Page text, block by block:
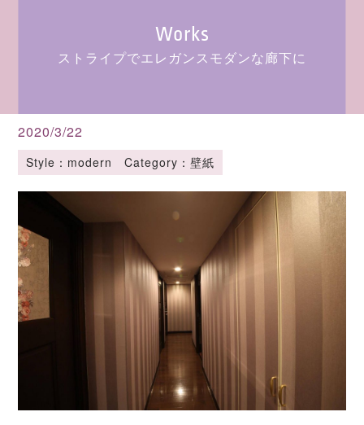
Works
ストライプでエレガンスモダンな廊下に
2020/3/22
Style：modern Category：壁紙